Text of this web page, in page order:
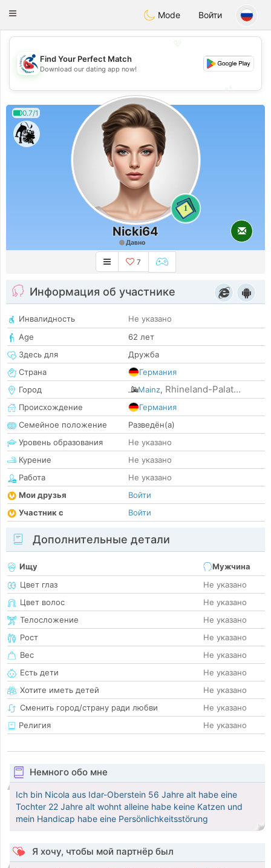
Handi Space
Toggle
Mode Войти
💖
💕
Find Your Perfect Match
Download our dating app now!
0.7/1
1
Nicki64
Давно
7
Информация об участнике
Инвалидность
Не указано
Age
62 лет
Здесь для
Дружба
Страна
Германия
Город
Mainz, Rhineland-Palat...
Происхождение
Германия
Семейное положение
Разведён(а)
Уровень образования
Не указано
Курение
Не указано
Работа
Не указано
Мои друзья
Войти
Участник с
Войти
Дополнительные детали
Ищу
Мужчина
Цвет глаз
Не указано
Цвет волос
Не указано
Телосложение
Не указано
Рост
Не указано
Вес
Не указано
Есть дети
Не указано
Хотите иметь детей
Не указано
Сменить город/страну ради любви
Не указано
Религия
Не указано
Немного обо мне
Ich bin Nicola aus Idar-Oberstein 56 Jahre alt habe eine
Tochter 22 Jahre alt wohnt alleine habe keine Katzen und
mein Handicap habe eine Persönlichkeitsstörung
Я хочу, чтобы мой партнёр был